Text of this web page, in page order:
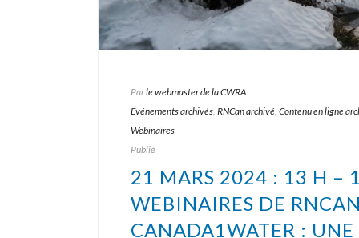
Parle webmaster de la CWRA
Événements archivés RNCan archivé Contenu en ligne
Webinaires
Publié
21 MARS 2024 : 13 H –
WEBINAIRES DE
CANADA1WATER :